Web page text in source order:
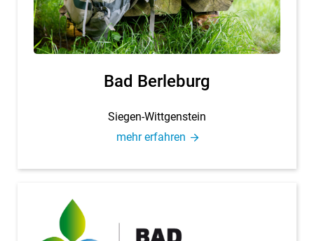
Bad Ber­le­burg
Sie­gen-Witt­gen­stein
mehr er­fah­ren